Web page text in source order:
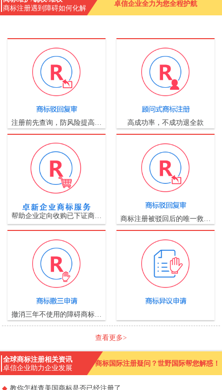
商标注册遇到障碍如何化解
卓信企业全力为您全程护航
注册前先查询，防风险提高… 高成功率，不成功退全款
帮助企业定向收购已下证商… 商标注册被驳回后的唯一救…
撤消三年不使用的障碍商标…
查看更多>
全球商标注册相关资讯
卓信企业助力企业发展
商标国际注册疑问？世野国际帮您解惑！
◆ 教你怎样查美国商标是否已经注册了